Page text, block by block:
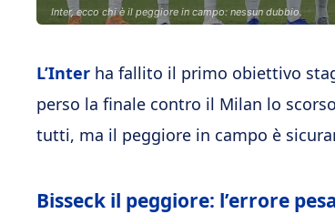
Inter, ecco chi è il peggiore in campo: nessun dubbio.
L’Inter ha fallito il primo obiettivo
perso la finale contro il Milan lo
tutti, ma il peggiore in campo è
Bisseck il peggiore: l’errore